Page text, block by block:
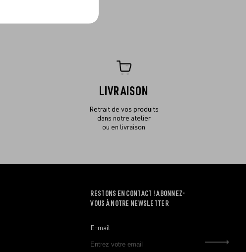
LIVRAISON
Retrait de vos produits
dans notre atelier
ou en livraison
RESTONS EN CONTACT ! ABONNEZ-
VOUS À NOTRE NEWSLETTER
E-mail